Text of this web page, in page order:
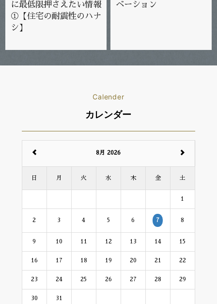
に最低限押さえたい情報
①【住宅の耐震性のハナ
シ】
ベーション
Calender
カレンダー
8月 2026
日 月 火 水 木 金 土
1
2 3 4 5 6 7 8
9 10 11 12 13 14 15
16 17 18 19 20 21 22
23 24 25 26 27 28 29
30 31